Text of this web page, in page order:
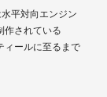
平対向エンジン
作されている
ィールに至るまで